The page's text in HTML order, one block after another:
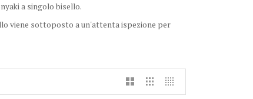
a singolo bisello.
viene sottoposto a un'attenta ispezione per